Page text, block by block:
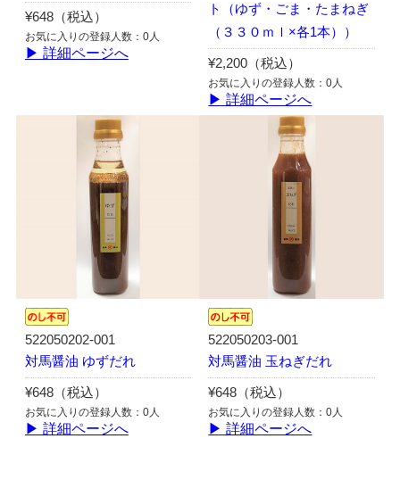
¥648（税込）
お気に入りの登録人数：0人
▶ 詳細ページへ
ト（ゆず・ごま・たまねぎ
（３３０ｍｌ×各1本））
¥2,200（税込）
お気に入りの登録人数：0人
▶ 詳細ページへ
522050202-001
対馬醤油 ゆずだれ
¥648（税込）
お気に入りの登録人数：0人
▶ 詳細ページへ
522050203-001
対馬醤油 玉ねぎだれ
¥648（税込）
お気に入りの登録人数：0人
▶ 詳細ページへ